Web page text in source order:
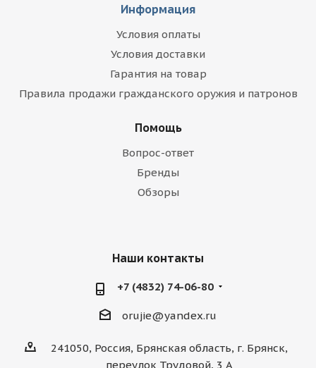
Информация
Условия оплаты
Условия доставки
Гарантия на товар
Правила продажи гражданского оружия и патронов
Помощь
Вопрос-ответ
Бренды
Обзоры
Наши контакты
+7 (4832) 74-06-80
orujie@yandex.ru
241050, Россия, Брянская область, г. Брянск,
переулок Трудовой, 3 А